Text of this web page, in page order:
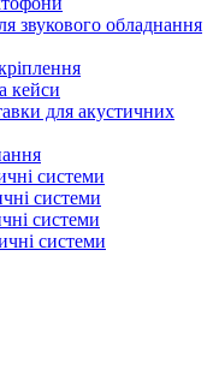
звукового обладнання
кейси
для акустичних
системи
системи
системи
системи